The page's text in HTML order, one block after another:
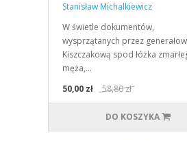
Stanisław Michalkiewicz
W świetle dokumentów,
wysprzątanych przez
Kiszczakową spod łóżka
męża,…
50,00 zł
58,80 zł
DO KOSZYKA